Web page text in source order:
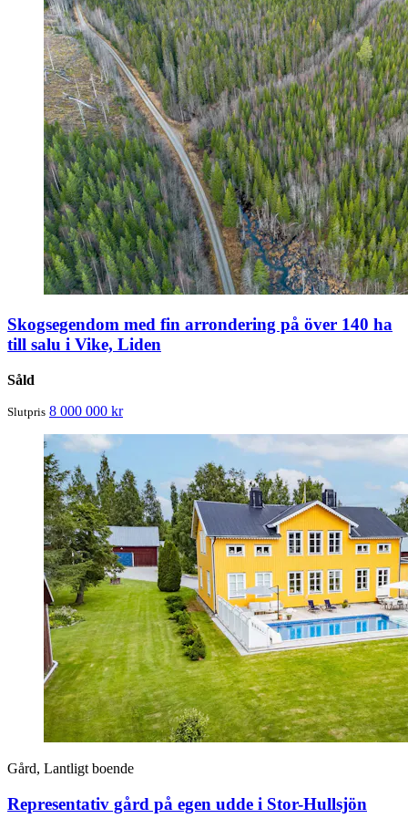
Skogsegendom med fin arrondering på över 140 ha
till salu i Vike, Liden
Såld
Slutpris 8 000 000 kr
Gård, Lantligt boende
Representativ gård på egen udde i Stor-Hullsjön